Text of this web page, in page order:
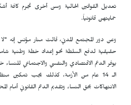
تعديل القوانين الحالية وسن أخرى تجرم كافة
حمايتهن قانونياً.
وعن دور المجتمع المدني، قالت منار مؤنس إنه
يوفر الدعم الاقتصادي والنفسي والاجتماعي
الـ 14 عام من الأزمة، كذلك يجب تمكين
الانتهاكات بحق النساء وتقديم الدعم القانوني أمام